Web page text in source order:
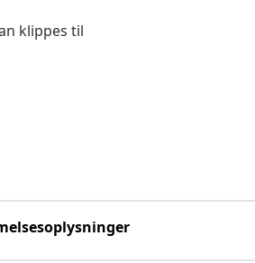
klippes til